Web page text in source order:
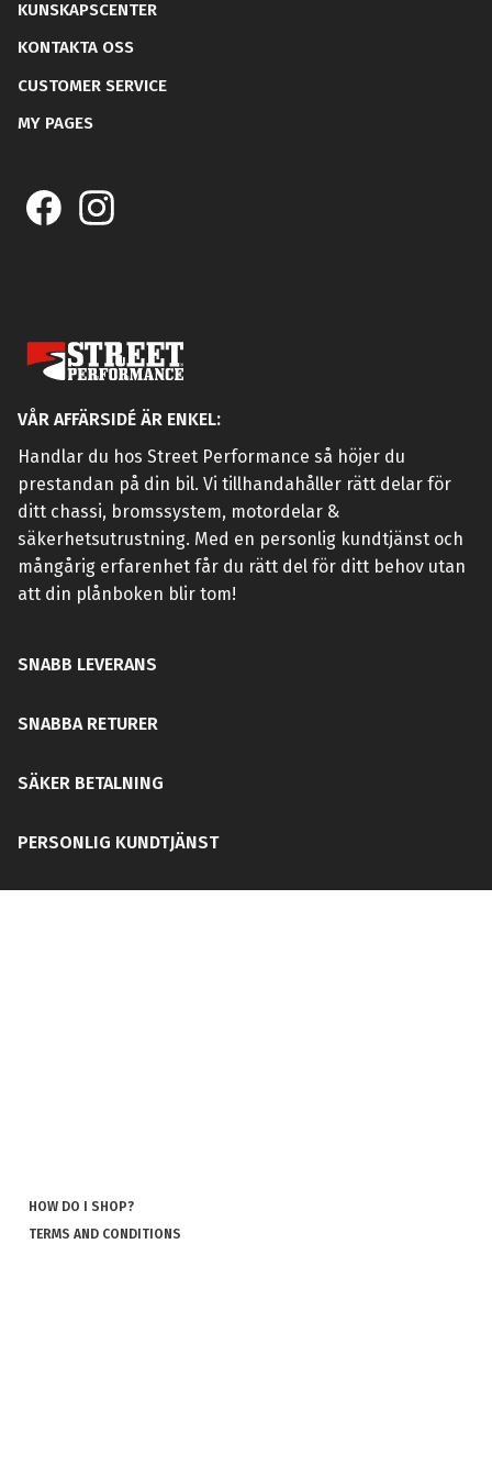
KUNSKAPSCENTER
KONTAKTA OSS
CUSTOMER SERVICE
MY PAGES
VÅR AFFÄRSIDÉ ÄR ENKEL:
Handlar du hos Street Performance så höjer du
prestandan på din bil. Vi tillhandahåller rätt delar för
ditt chassi, bromssystem, motordelar &
säkerhetsutrustning. Med en personlig kundtjänst och
mångårig erfarenhet får du rätt del för ditt behov utan
att din plånboken blir tom!
SNABB LEVERANS
SNABBA RETURER
SÄKER BETALNING
PERSONLIG KUNDTJÄNST
HOW DO I SHOP?
TERMS AND CONDITIONS